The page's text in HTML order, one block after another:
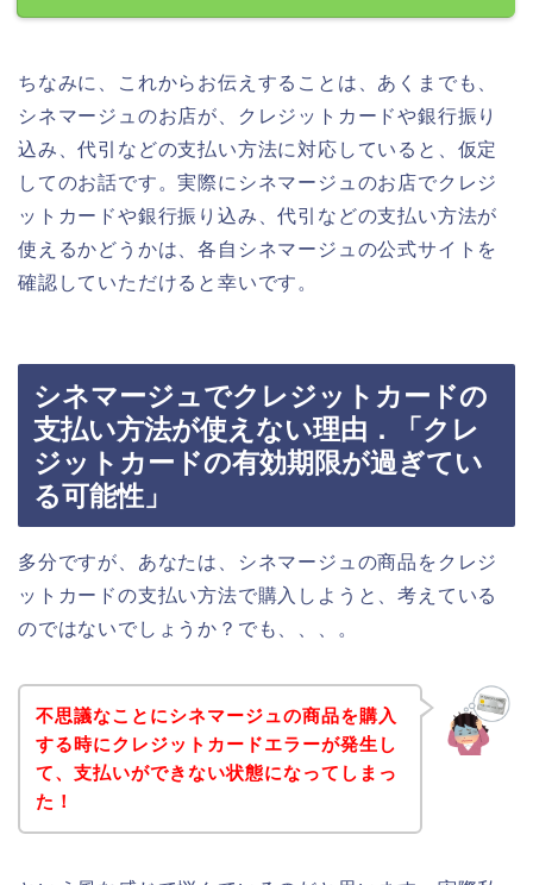
ちなみに、これからお伝えすることは、あくまでも、
シネマージュのお店が、クレジットカードや銀行振り
込み、代引などの支払い方法に対応していると、仮定
してのお話です。実際にシネマージュのお店でクレジ
ットカードや銀行振り込み、代引などの支払い方法が
使えるかどうかは、各自シネマージュの公式サイトを
確認していただけると幸いです。
シネマージュでクレジットカードの
支払い方法が使えない理由．「クレ
ジットカードの有効期限が過ぎてい
る可能性」
多分ですが、あなたは、シネマージュの商品をクレジ
ットカードの支払い方法で購入しようと、考えている
のではないでしょうか？でも、、、。
不思議なことにシネマージュの商品を購入
する時にクレジットカードエラーが発生し
て、支払いができない状態になってしまっ
た！